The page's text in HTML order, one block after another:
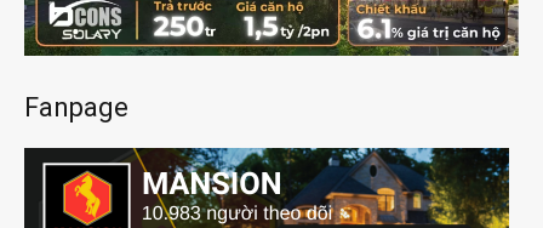
Fanpage